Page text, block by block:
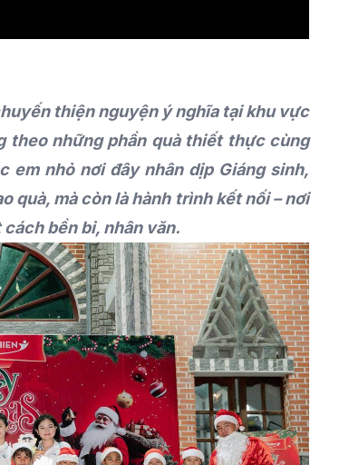
thiện nguyện ý nghĩa tại khu vực
theo những phần quà thiết thực cùng
em nhỏ nơi đây nhân dịp Giáng sinh,
quà, mà còn là hành trình kết nối – nơi
bền bỉ, nhân văn.